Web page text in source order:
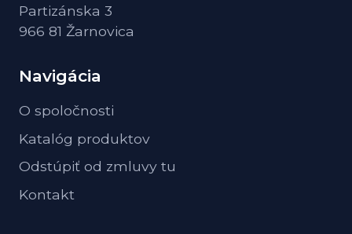
Partizánska 3
966 81 Žarnovica
Navigácia
O spoločnosti
Katalóg produktov
Odstúpiť od zmluvy tu
Kontakt